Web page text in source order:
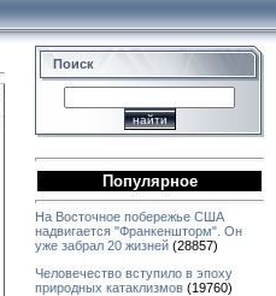
Поиск
Популярное
На Восточное побережье США
надвигается "Франкеншторм". Он
уже забрал 20 жизней (28857)
Человечество вступило в эпоху
природных катаклизмов (19760)